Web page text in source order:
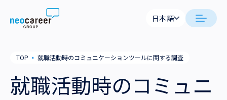
Skip to content
日本語
代表メッセージ
事業内容
日本語
TOP ▪ 就職活動時のコミュニケーションツールに関する調査
就職活動時のコミュニ